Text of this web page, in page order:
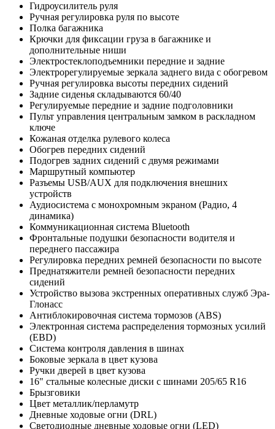
Гидроусилитель руля
Ручная регулировка руля по высоте
Полка багажника
Крючки для фиксации груза в багажнике и
дополнительные ниши
Электростеклоподъемники передние и задние
Электрорегулируемые зеркала заднего вида с обогревом
Ручная регулировка высоты передних сидений
Задние сиденья складываются 60/40
Регулируемые передние и задние подголовники
Пульт управления центральным замком в раскладном
ключе
Кожаная отделка рулевого колеса
Обогрев передних сидений
Подогрев задних сидений с двумя режимами
Маршрутный компьютер
Разъемы USB/AUX для подключения внешних
устройств
Аудиосистема с монохромным экраном (Радио, 4
динамика)
Коммуникационная система Bluetooth
Фронтальные подушки безопасности водителя и
переднего пассажира
Регулировка передних ремней безопасности по высоте
Преднатяжители ремней безопасности передних
сидений
Устройство вызова экстренных оперативных служб Эра-
Глонасс
Антиблокировочная система тормозов (ABS)
Электронная система распределения тормозных усилий
(EBD)
Система контроля давления в шинах
Боковые зеркала в цвет кузова
Ручки дверей в цвет кузова
16" стальные колесные диски с шинами 205/65 R16
Брызговики
Цвет металлик/перламутр
Дневные ходовые огни (DRL)
Светодиодные дневные ходовые огни (LED)